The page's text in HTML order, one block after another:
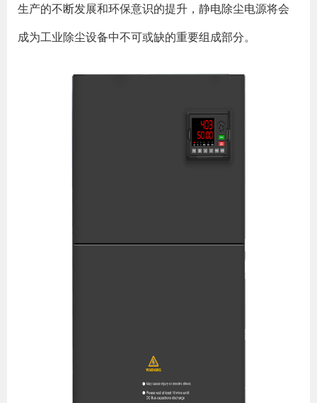
生产的不断发展和环保意识的提升，静电除尘电源将会
成为工业除尘设备中不可或缺的重要组成部分。